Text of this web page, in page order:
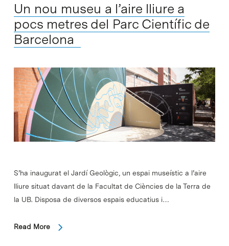
Un nou museu a l’aire lliure a
pocs metres del Parc Científic de
Barcelona
S’ha inaugurat el Jardí Geològic, un espai museístic a l’aire
lliure situat davant de la Facultat de Ciències de la Terra de
la UB. Disposa de diversos espais educatius i…
Read More